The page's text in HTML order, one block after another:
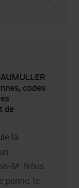
codes
de
la
M. Nous
panne, le